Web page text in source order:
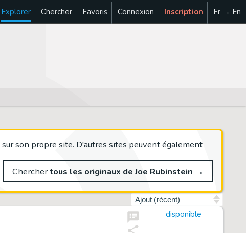
Explorer Chercher Favoris Connexion Inscription Fr → En
sur son propre site. D'autres sites peuvent également
Cherchertous les originaux de Joe Rubinstein →
disponible